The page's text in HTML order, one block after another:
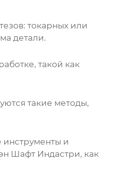
: токарных или
детали.
такой как
такие методы,
и
Шафт Индастри, как